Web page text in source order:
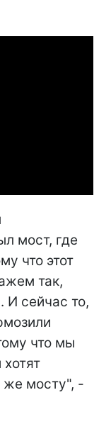
мост, где
что этот
так,
И сейчас то,
что мы
же мосту", -